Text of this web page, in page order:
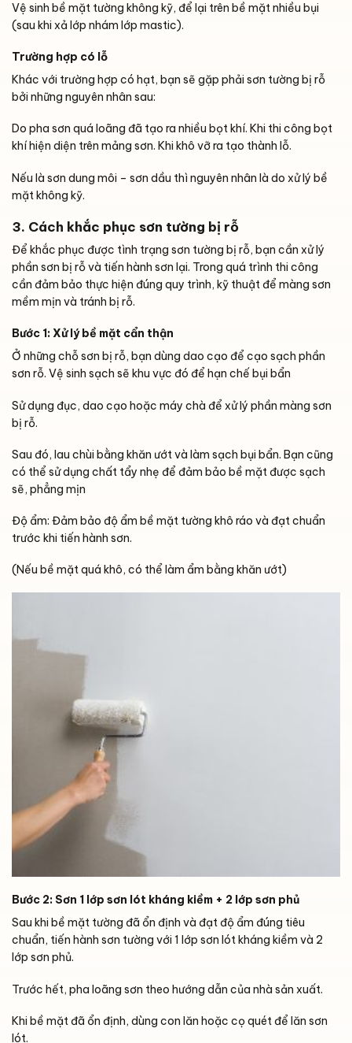
Vệ sinh bề mặt tường không kỹ, để lại trên bề mặt nhiều bụi
(sau khi xả lớp nhám lớp mastic).
Trường hợp có lỗ
Khác với trường hợp có hạt, bạn sẽ gặp phải sơn tường bị rỗ
bởi những nguyên nhân sau:
Do pha sơn quá loãng đã tạo ra nhiều bọt khí. Khi thi công bọt
khí hiện diện trên mảng sơn. Khi khô vỡ ra tạo thành lỗ.
Nếu là sơn dung môi – sơn dầu thì nguyên nhân là do xử lý bề
mặt không kỹ.
3. Cách khắc phục sơn tường bị rỗ
Để khắc phục được tình trạng sơn tường bị rỗ, bạn cần xử lý
phần sơn bị rỗ và tiến hành sơn lại. Trong quá trình thi công
cần đảm bảo thực hiện đúng quy trình, kỹ thuật để màng sơn
mềm mịn và tránh bị rỗ.
Bước 1: Xử lý bề mặt cẩn thận
Ở những chỗ sơn bị rỗ, bạn dùng dao cạo để cạo sạch phần
sơn rỗ. Vệ sinh sạch sẽ khu vực đó để hạn chế bụi bẩn
Sử dụng đục, dao cạo hoặc máy chà để xử lý phần màng sơn
bị rỗ.
Sau đó, lau chùi bằng khăn ướt và làm sạch bụi bẩn. Bạn cũng
có thể sử dụng chất tẩy nhẹ để đảm bảo bề mặt được sạch
sẽ, phẳng mịn
Độ ẩm: Đảm bảo độ ẩm bề mặt tường khô ráo và đạt chuẩn
trước khi tiến hành sơn.
(Nếu bề mặt quá khô, có thể làm ẩm bằng khăn ướt)
Bước 2: Sơn 1 lớp sơn lót kháng kiềm + 2 lớp sơn phủ
Sau khi bề mặt tường đã ổn định và đạt độ ẩm đúng tiêu
chuẩn, tiến hành sơn tường với 1 lớp sơn lót kháng kiềm và 2
lớp sơn phủ.
Trước hết, pha loãng sơn theo hướng dẫn của nhà sản xuất.
Khi bề mặt đã ổn định, dùng con lăn hoặc cọ quét để lăn sơn
lót.